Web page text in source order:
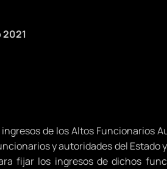
de los Altos Funcionarios
y autoridades del Estado
fijar los ingresos de dichos